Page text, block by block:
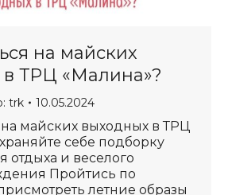
на майских
ТРЦ «Малина»?
trk 10.05.2024
майских выходных в ТРЦ
себе подборку
отдыха и веселого
Пройтись по
летние образы